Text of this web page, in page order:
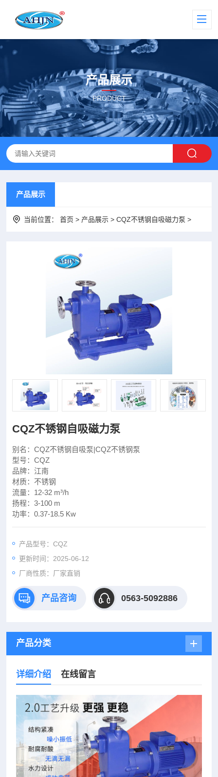
产品展示
PRODUCT
产品展示
当前位置：首页 > 产品展示 > CQZ不锈钢自吸磁力泵 >
CQZ不锈钢自吸磁力泵
别名：CQZ不锈钢自吸泵|CQZ不锈钢泵
型号：CQZ
品牌：江南
材质：不锈钢
流量：12-32 m³/h
扬程：3-100 m
功率：0.37-18.5 Kw
产品型号：CQZ
更新时间：2025-06-12
厂商性质：厂家直销
产品咨询 0563-5092886
产品分类
详细介绍 在线留言